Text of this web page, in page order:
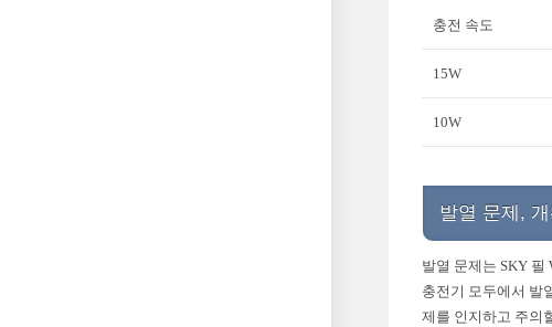
충전 속도
15W
10W
발열 문제,
발열 문제는 SKY
충전기 모두에서 발
제를 인지하고 주의